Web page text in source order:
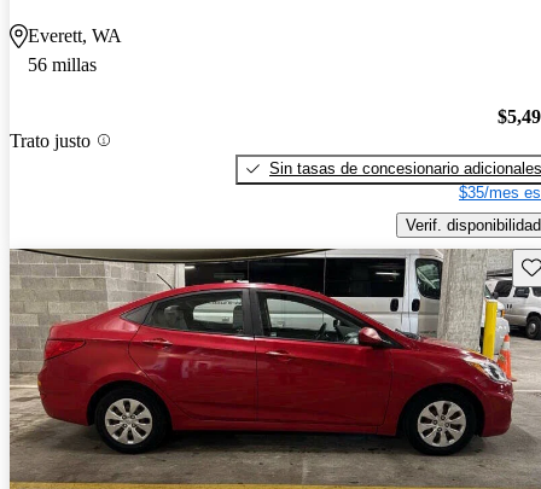
Everett, WA
56 millas
Trato justo
Sin tasas de concesionario adicionales
$35/mes
Verif. disponibilidad